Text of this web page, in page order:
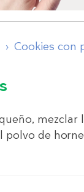
Cookies con
mezclar
polvo de